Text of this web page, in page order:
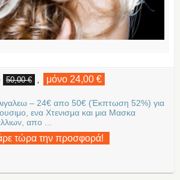
50,00 € μόνο 24,00 €
– 24€ απο 50€ (Έκπτωση 52%) για
ενα Χτενισμα και μια Μασκα
απο ...
τώρα την προσφορά!